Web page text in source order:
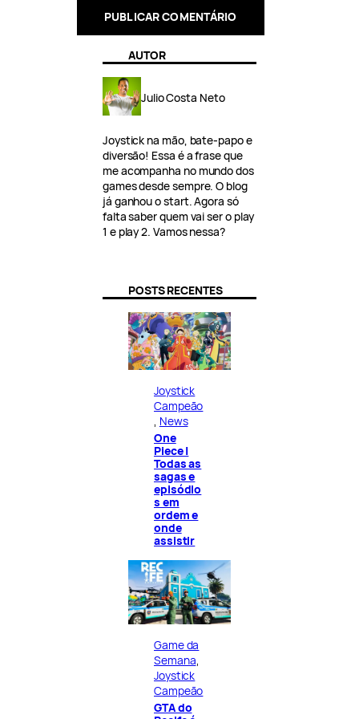
AUTOR
Julio Costa Neto
Joystick na mão, bate-papo e
diversão! Essa é a frase que
me acompanha no mundo dos
games desde sempre. O blog
já ganhou o start. Agora só
falta saber quem vai ser o play
1 e play 2. Vamos nessa?
POSTS RECENTES
Joystick
Campeão
News
One
Piece |
Todas as
sagas e
episódio
s em
ordem e
onde
assistir
Game da
Semana
Joystick
Campeão
GTA do